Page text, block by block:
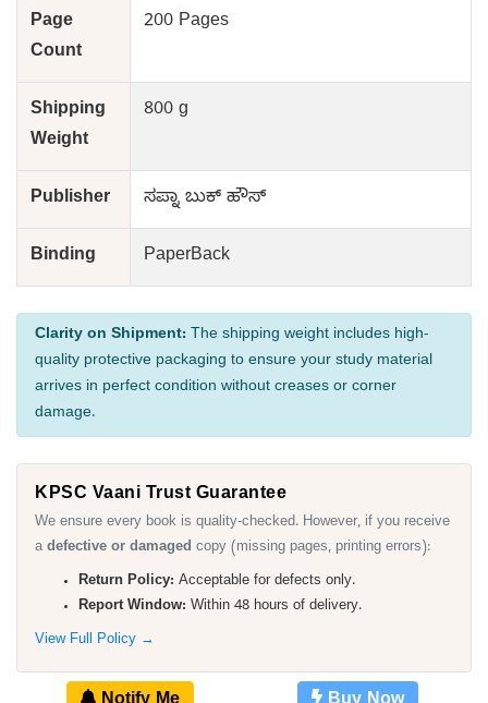
Page
Count
200 Pages
Shipping
Weight
800 g
Publisher ಸಪ್ನಾ ಬುಕ್ ಹೌಸ್
Binding PaperBack
Clarity on Shipment: The shipping weight includes high-
quality protective packaging to ensure your study material
arrives in perfect condition without creases or corner
damage.
KPSC Vaani Trust Guarantee
We ensure every book is quality-checked. However, if you receive
adefective or damaged copy (missing pages, printing errors):
Return Policy: Acceptable for defects only.
Report Window: Within 48 hours of delivery.
View Full Policy →